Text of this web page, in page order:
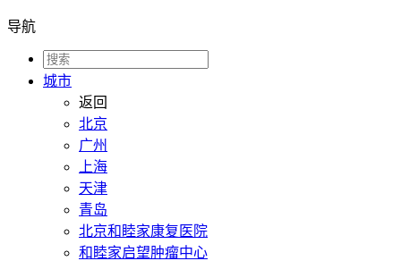
导航
城市
返回
北京
广州
上海
天津
青岛
北京和睦家康复医院
和睦家启望肿瘤中心